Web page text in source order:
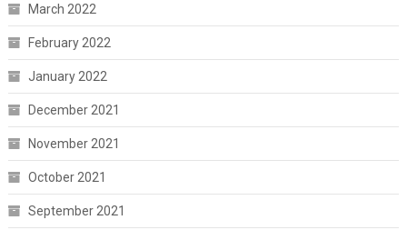
March 2022
February 2022
January 2022
December 2021
November 2021
October 2021
September 2021